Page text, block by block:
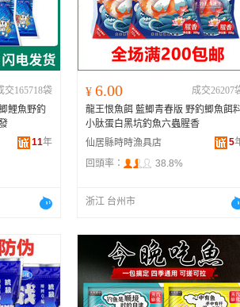
交165718袋
鯉魚野釣
11年
¥ 6.00
成交26207
龍王恨魚餌 藍鯽青春版 野釣鯽魚餌
小肽蛋白黑坑釣魚六蟲腥香
仙居縣時時漁具店
5
回頭率：
38.8%
浙江 台州市